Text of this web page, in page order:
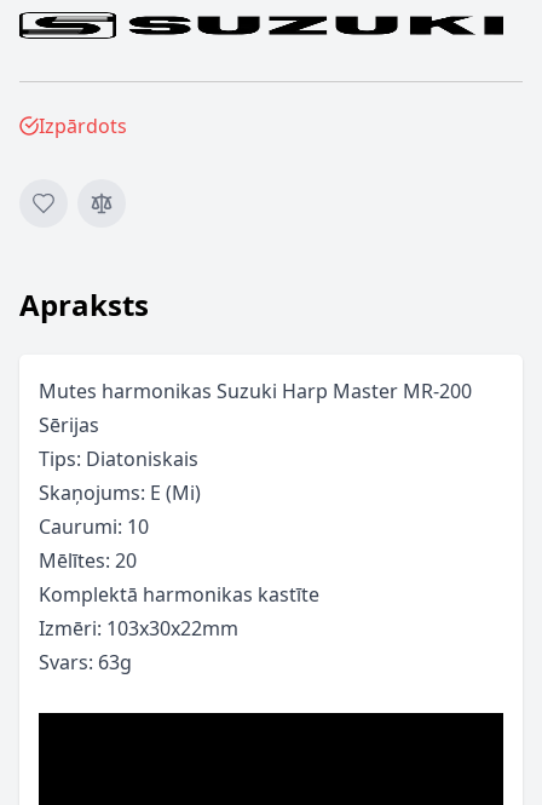
Izpārdots
Apraksts
Mutes harmonikas Suzuki Harp Master MR-200
Sērijas
Tips: Diatoniskais
Skaņojums: E (Mi)
Caurumi: 10
Mēlītes: 20
Komplektā harmonikas kastīte
Izmēri: 103x30x22mm
Svars: 63g